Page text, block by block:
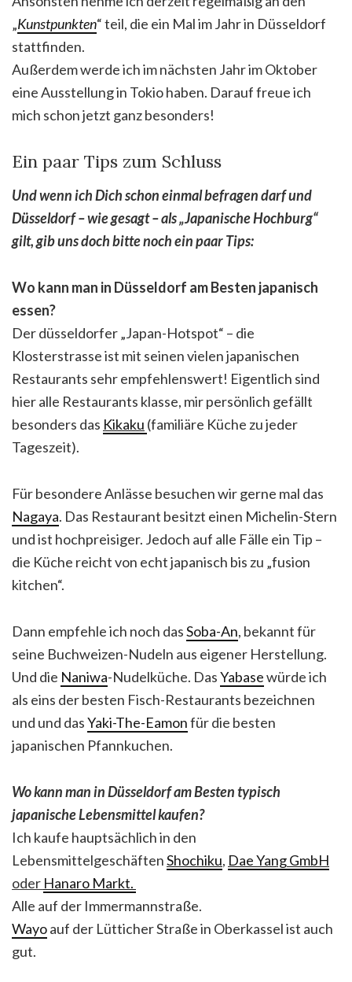
„Kunstpunkten“ teil, die ein Mal im Jahr in Düsseldorf
stattfinden.
Außerdem werde ich im nächsten Jahr im Oktober
eine Ausstellung in Tokio haben. Darauf freue ich
mich schon jetzt ganz besonders!
Ein paar Tips zum Schluss
Und wenn ich Dich schon einmal befragen darf und
Düsseldorf – wie gesagt – als „Japanische Hochburg“
gilt, gib uns doch bitte noch ein paar Tips:
Wo kann man in Düsseldorf am Besten japanisch
essen?
Der düsseldorfer „Japan-Hotspot“ – die
Klosterstrasse ist mit seinen vielen japanischen
Restaurants sehr empfehlenswert! Eigentlich sind
hier alle Restaurants klasse, mir persönlich gefällt
besonders das Kikaku (familiäre Küche zu jeder
Tageszeit).
Für besondere Anlässe besuchen wir gerne mal das
Nagaya. Das Restaurant besitzt einen Michelin-Stern
und ist hochpreisiger. Jedoch auf alle Fälle ein Tip –
die Küche reicht von echt japanisch bis zu „fusion
kitchen“.
Dann empfehle ich noch dasSoba-An, bekannt für
seine Buchweizen-Nudeln aus eigener Herstellung.
Und die Naniwa-Nudelküche. DasYabasewürde ich
als eins der besten Fisch-Restaurants bezeichnen
und und dasYaki-The-Eamonfür die besten
japanischen Pfannkuchen.
Wo kann man in Düsseldorf am Besten typisch
japanische Lebensmittel kaufen?
Ich kaufe hauptsächlich in den
LebensmittelgeschäftenShochiku, Dae Yang GmbH
oder Hanaro Markt.
Alle auf der Immermannstraße.
Wayoauf der Lütticher Straße in Oberkassel ist auch
gut.